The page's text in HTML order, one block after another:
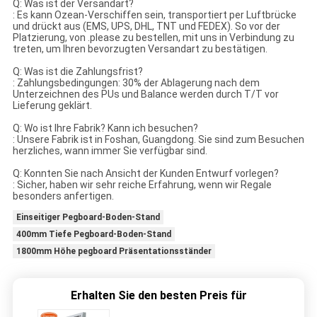
Q: Was ist der Versandart?
: Es kann Ozean-Verschiffen sein, transportiert per Luftbrücke
und drückt aus (EMS, UPS, DHL, TNT und FEDEX). So vor der
Platzierung, von .please zu bestellen, mit uns in Verbindung zu
treten, um Ihren bevorzugten Versandart zu bestätigen.
Q: Was ist die Zahlungsfrist?
: Zahlungsbedingungen: 30% der Ablagerung nach dem
Unterzeichnen des PUs und Balance werden durch T/T vor
Lieferung geklärt.
Q: Wo ist Ihre Fabrik? Kann ich besuchen?
: Unsere Fabrik ist in Foshan, Guangdong. Sie sind zum Besuchen
herzliches, wann immer Sie verfügbar sind.
Q: Konnten Sie nach Ansicht der Kunden Entwurf vorlegen?
: Sicher, haben wir sehr reiche Erfahrung, wenn wir Regale
besonders anfertigen.
Einseitiger Pegboard-Boden-Stand
400mm Tiefe Pegboard-Boden-Stand
1800mm Höhe pegboard Präsentationsständer
Erhalten Sie den besten Preis für